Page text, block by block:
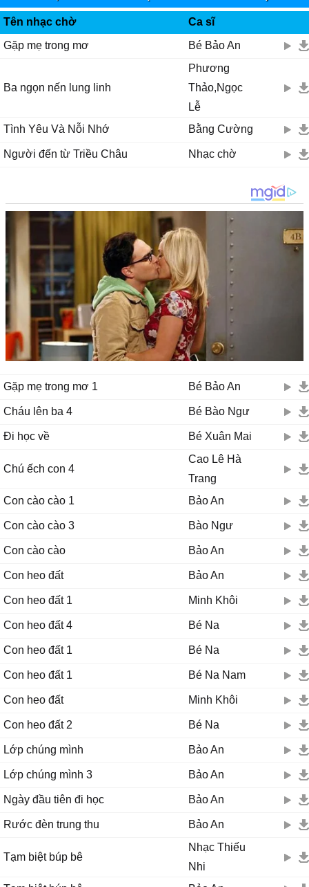
Tên nhạc chờ
Ca sĩ
Gặp mẹ trong mơ
Bé Bảo An
Ba ngọn nến lung linh
Phương
Thảo,Ngọc
Lễ
Tình Yêu Và Nỗi Nhớ
Bằng Cường
Người đến từ Triều Châu Nhạc chờ
Gặp mẹ trong mơ 1 Bé Bảo An
Cháu lên ba 4 Bé Bào Ngư
Đi học về Bé Xuân Mai
Chú ếch con 4
Cao Lê Hà
Trang
Con cào cào 1
Bảo An
Con cào cào 3 Bào Ngư
Con cào cào Bảo An
Con heo đất Bảo An
Con heo đất 1 Minh Khôi
Con heo đất 4 Bé Na
Con heo đất 1 Bé Na
Con heo đất 1 Bé Na Nam
Con heo đất Minh Khôi
Con heo đất 2 Bé Na
Lớp chúng mình Bảo An
Lớp chúng mình 3 Bảo An
Ngày đầu tiên đi học Bảo An
Rước đèn trung thu Bảo An
Tạm biệt búp bê
Nhạc Thiếu
Nhi